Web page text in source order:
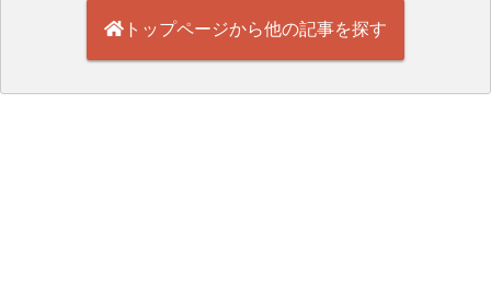
トップページから他の記事を探す